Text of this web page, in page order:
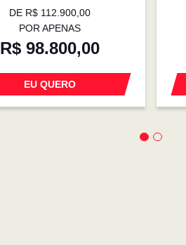
DE R$ 112.900,00
POR APENAS
R$ 98.800,00
EU QUERO